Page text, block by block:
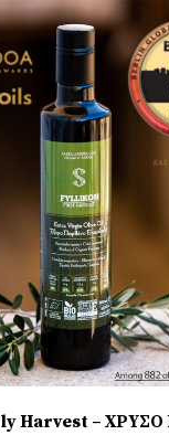
Harvest –